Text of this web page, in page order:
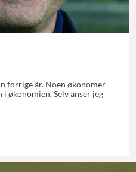
forrige år. Noen økonomer
økonomien. Selv anser jeg